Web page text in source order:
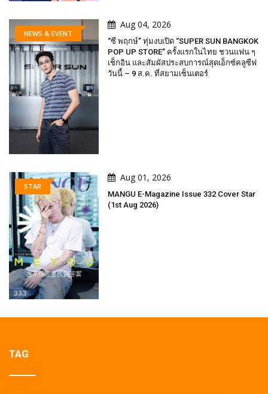
NEWS & EVENT
Aug 04, 2026
“ซี พฤกษ์” ทุ่มงบเปิด “SUPER SUN BANGKOK
POP UP STORE” ครั้งแรกในไทย ชวนแฟน ๆ
เช็กอิน และสัมผัสประสบการณ์สุดเอ็กซ์คลูซีฟ
วันนี้ – 9 ส.ค. ที่สยามเซ็นเตอร์
STAR
Aug 01, 2026
MANGU E-Magazine Issue 332 Cover Star
(1st Aug 2026)
TAG